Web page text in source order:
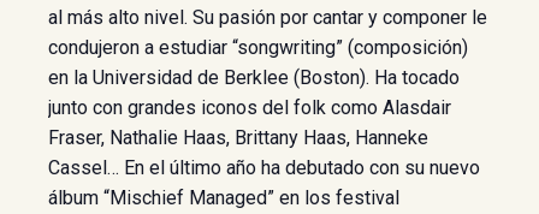
al más alto nivel. Su pasión por cantar y componer le
condujeron a estudiar “songwriting” (composición)
en la Universidad de Berklee (Boston). Ha tocado
junto con grandes iconos del folk como Alasdair
Fraser, Nathalie Haas, Brittany Haas, Hanneke
Cassel… En el último año ha debutado con su nuevo
álbum “Mischief Managed” en los festival